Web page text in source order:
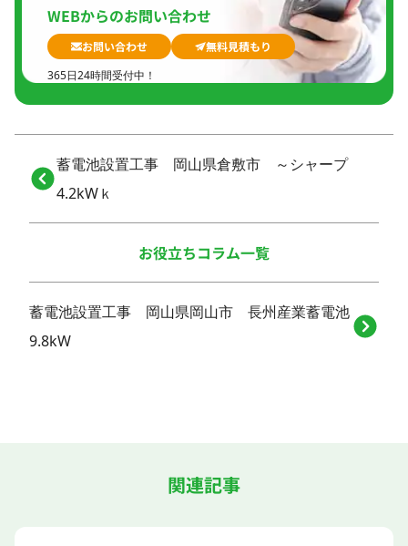
WEBからのお問い合わせ
お問い合わせ
無料見積もり
365日24時間受付中！
蓄電池設置工事 岡山県倉敷市 ～シャープ
4.2kWｋ
お役立ちコラム一覧
蓄電池設置工事 岡山県岡山市 長州産業蓄電池
9.8kW
関連記事